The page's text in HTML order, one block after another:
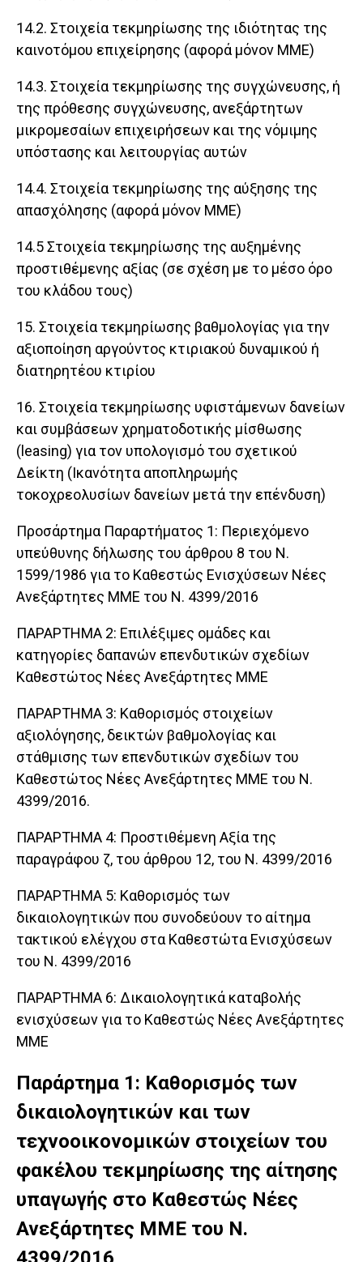
14.2. Στοιχεία τεκμηρίωσης της ιδιότητας της
καινοτόμου επιχείρησης (αφορά μόνον ΜΜΕ)
14.3. Στοιχεία τεκμηρίωσης της συγχώνευσης, ή
της πρόθεσης συγχώνευσης, ανεξάρτητων
μικρομεσαίων επιχειρήσεων και της νόμιμης
υπόστασης και λειτουργίας αυτών
14.4. Στοιχεία τεκμηρίωσης της αύξησης της
απασχόλησης (αφορά μόνον ΜΜΕ)
14.5 Στοιχεία τεκμηρίωσης της αυξημένης
προστιθέμενης αξίας (σε σχέση με το μέσο όρο
του κλάδου τους)
15. Στοιχεία τεκμηρίωσης βαθμολογίας για την
αξιοποίηση αργούντος κτιριακού δυναμικού ή
διατηρητέου κτιρίου
16. Στοιχεία τεκμηρίωσης υφιστάμενων δανείων
και συμβάσεων χρηματοδοτικής μίσθωσης
(leasing) για τον υπολογισμό του σχετικού
Δείκτη (Ικανότητα αποπληρωμής
τοκοχρεολυσίων δανείων μετά την επένδυση)
Προσάρτημα Παραρτήματος 1: Περιεχόμενο
υπεύθυνης δήλωσης του άρθρου 8 του Ν.
1599/1986 για το Καθεστώς Ενισχύσεων Νέες
Ανεξάρτητες ΜΜΕ του Ν. 4399/2016
ΠΑΡΑΡΤΗΜΑ 2: Επιλέξιμες ομάδες και
κατηγορίες δαπανών επενδυτικών σχεδίων
Καθεστώτος Νέες Ανεξάρτητες ΜΜΕ
ΠΑΡΑΡΤΗΜΑ 3: Καθορισμός στοιχείων
αξιολόγησης, δεικτών βαθμολογίας και
στάθμισης των επενδυτικών σχεδίων του
Καθεστώτος Νέες Ανεξάρτητες ΜΜΕ του Ν.
4399/2016.
ΠΑΡΑΡΤΗΜΑ 4: Προστιθέμενη Αξία της
παραγράφου ζ, του άρθρου 12, του Ν. 4399/2016
ΠΑΡΑΡΤΗΜΑ 5: Καθορισμός των
δικαιολογητικών που συνοδεύουν το αίτημα
τακτικού ελέγχου στα Καθεστώτα Ενισχύσεων
του Ν. 4399/2016
ΠΑΡΑΡΤΗΜΑ 6: Δικαιολογητικά καταβολής
ενισχύσεων για το Καθεστώς Νέες Ανεξάρτητες
ΜΜΕ
Παράρτημα 1: Καθορισμός των
δικαιολογητικών και των
τεχνοοικονομικών στοιχείων του
φακέλου τεκμηρίωσης της αίτησης
υπαγωγής στο Καθεστώς Νέες
Ανεξάρτητες ΜΜΕ του Ν.